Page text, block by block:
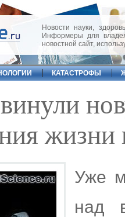
Новости науки,
Информеры для
новостной сайт,
КАТАСТРОФЫ
жизни
Уже
над